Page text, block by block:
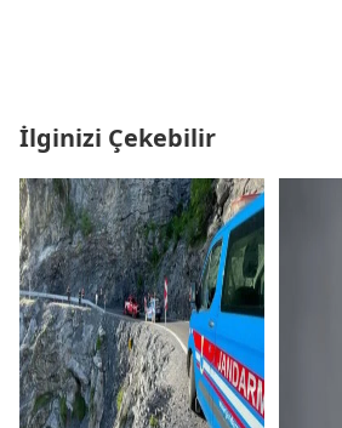
İlginizi Çekebilir